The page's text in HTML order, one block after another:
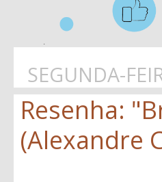
SEGUNDA-
Resenha:
(Alexandre